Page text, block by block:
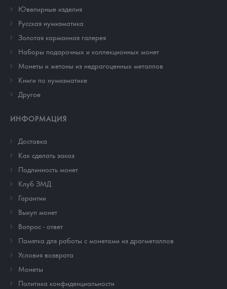
Ювелирные изделия
Русская нумизматика
Золотая карманная галерея
Наборы подарочных и коллекционных монет
Монеты и жетоны из недрагоценных металлов
Книги по нумизматике
Другое
ИНФОРМАЦИЯ
Доставка
Как сделать заказ
Подлинность монет
Клуб ЗМД
Гарантии
Выкуп монет
Вопрос - ответ
Памятка для работы с монетами из драгметаллов
Условия возврата
Монеты
Политика конфиденциальности